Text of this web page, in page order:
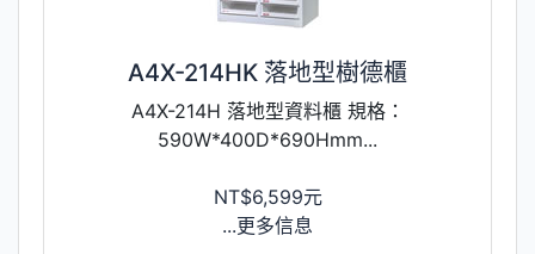
A4X-214HK 落地型樹德櫃
A4X-214H 落地型資料櫃 規格：
590W*400D*690Hmm...
NT$6,599元
...更多信息